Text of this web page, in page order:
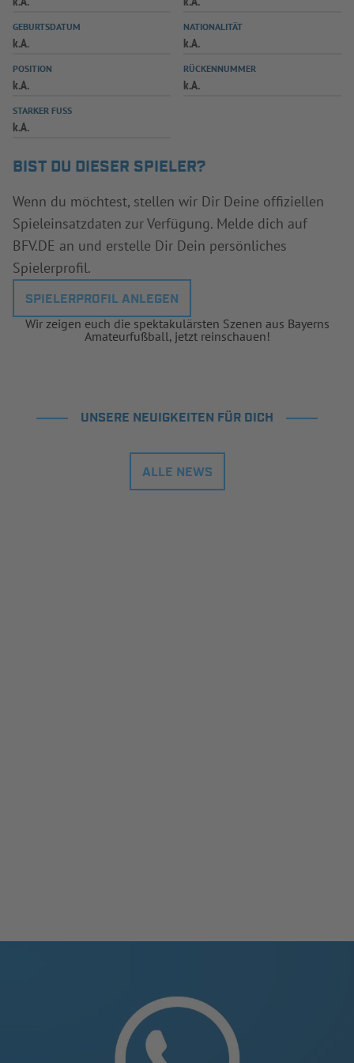
SPIELPLUS
GEBURTSDATUM
k.A.
NATIONALITÄT
k.A.
POSITION
k.A.
RÜCKENNUMMER
k.A.
STARKER FUSS
k.A.
BIST DU DIESER SPIELER?
Wenn du möchtest, stellen wir Dir Deine offiziellen
Spieleinsatzdaten zur Verfügung. Melde dich auf
BFV.DE an und erstelle Dir Dein persönliches
Spielerprofil.
SPIELERPROFIL ANLEGEN
Wir zeigen euch die spektakulärsten Szenen aus Bayerns
Amateurfußball, jetzt reinschauen!
UNSERE NEUIGKEITEN FÜR DICH
ALLE NEWS